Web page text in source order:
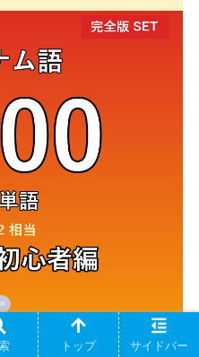
×
トップ サイドバー